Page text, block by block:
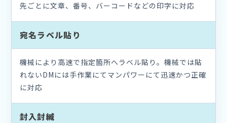
先ごとに文章、番号、バーコードなどの印字に対応
宛名ラベル貼り
機械により高速で指定箇所へラベル貼り。機械では貼
れないDMには手作業にてマンパワーにて迅速かつ正確
に対応
封入封緘